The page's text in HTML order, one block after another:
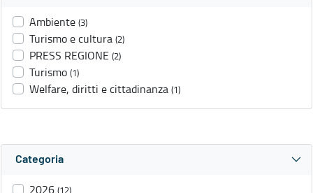
Ambiente (3)
Turismo e cultura (2)
PRESS REGIONE (2)
Turismo (1)
Welfare, diritti e cittadinanza (1)
Categoria
2026 (12)